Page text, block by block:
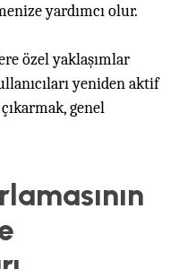
yardımcı olur.
özel yaklaşımlar
yeniden aktif
genel